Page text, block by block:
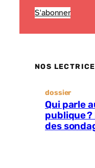
S'abonner
NOS
dossier
Qui parle
publique
des